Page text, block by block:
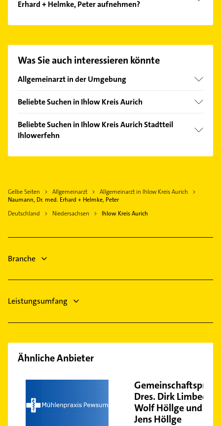
Erhard + Helmke, Peter aufnehmen?
Hier finden Sie alleKontaktdaten
Was Sie auch interessieren könnte
Allgemeinarzt in der Umgebung
Aurich Ostfriesland
Großefehn
Moormerland
Leer (Ostfriesland)
Beliebte Suchen in Ihlow Kreis Aurich
Fensterbauer
Fenster
Heizungsfirmen
Gartenbau & Landschaftsbau
Elektroinstallation
Beliebte Suchen in Ihlow Kreis Aurich Stadtteil
Ihlowerfehn
Elektroinstallation
Gelbe Seiten Allgemeinarzt
Allgemeinarzt in Ihlow Kreis Aurich
Naumann, Dr. med. Erhard + Helmke, Peter
Deutschland
Niedersachsen Ihlow Kreis Aurich
Branche
Leistungsumfang
Ähnliche Anbieter
Dres. Dirk Limbeck
Wolf Höllge und
Jens Höllge